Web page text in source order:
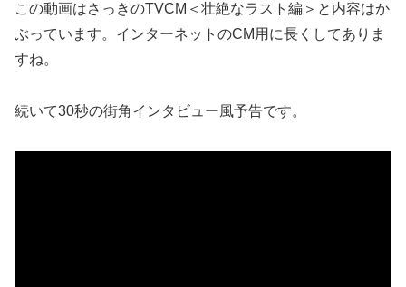
この動画はさっきのTVCM＜壮絶なラスト編＞と内容はか
ぶっています。インターネットのCM用に長くしてありま
すね。
続いて30秒の街角インタビュー風予告です。